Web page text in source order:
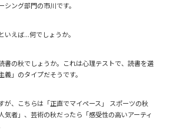
ング部門の市川です。
えば...何でしょうか。
書の秋でしょうか。これは心理テストで、読書を選
」のタイプだそうです。
が、こちらは「正直でマイペース」 スポーツの秋
気者」、芸術の秋だったら「感受性の高いアーティ